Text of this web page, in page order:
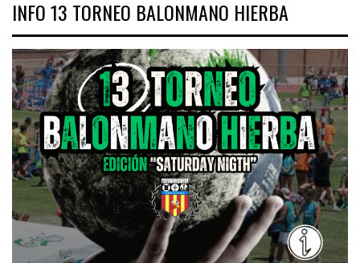
INFO 13 TORNEO BALONMANO HIERBA